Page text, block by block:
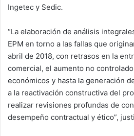
Ingetec y Sedic.
“La elaboración de análisis
EPM en torno a las fallas que
abril de 2018, con retrasos en la
comercial, el aumento no
económicos y hasta la generación
a la reactivación constructiva del
realizar revisiones profundas de
desempeño contractual y ético”,